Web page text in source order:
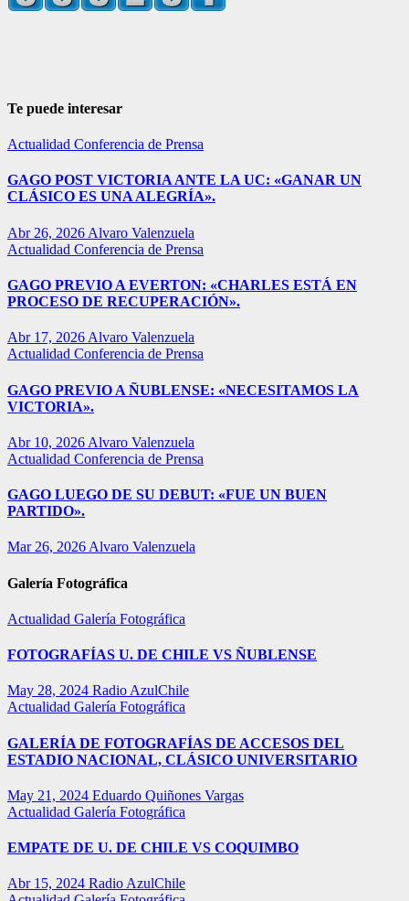
Te puede interesar
Actualidad Conferencia de Prensa
GAGO POST VICTORIA ANTE LA UC: «GANAR UN
CLÁSICO ES UNA ALEGRÍA».
Abr 26, 2026 Alvaro Valenzuela
Actualidad Conferencia de Prensa
GAGO PREVIO A EVERTON: «CHARLES ESTÁ EN
PROCESO DE RECUPERACIÓN».
Abr 17, 2026 Alvaro Valenzuela
Actualidad Conferencia de Prensa
GAGO PREVIO A ÑUBLENSE: «NECESITAMOS LA
VICTORIA».
Abr 10, 2026 Alvaro Valenzuela
Actualidad Conferencia de Prensa
GAGO LUEGO DE SU DEBUT: «FUE UN BUEN
PARTIDO».
Mar 26, 2026 Alvaro Valenzuela
Galería Fotográfica
Actualidad Galería Fotográfica
FOTOGRAFÍAS U. DE CHILE VS ÑUBLENSE
May 28, 2024 Radio AzulChile
Actualidad Galería Fotográfica
GALERÍA DE FOTOGRAFÍAS DE ACCESOS DEL
ESTADIO NACIONAL, CLÁSICO UNIVERSITARIO
May 21, 2024 Eduardo Quiñones Vargas
Actualidad Galería Fotográfica
EMPATE DE U. DE CHILE VS COQUIMBO
Abr 15, 2024 Radio AzulChile